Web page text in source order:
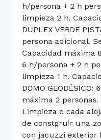
h/persona + 2 h
limpieza 2 h.
DUPLEX VERDE
persona adicional.
Capacidad máxima
6 h/persona + 2 h
limpieza 1 h.
DOMO
máxima 2
Limpieza e cada
de constgruir una
con jacuzzi exterior